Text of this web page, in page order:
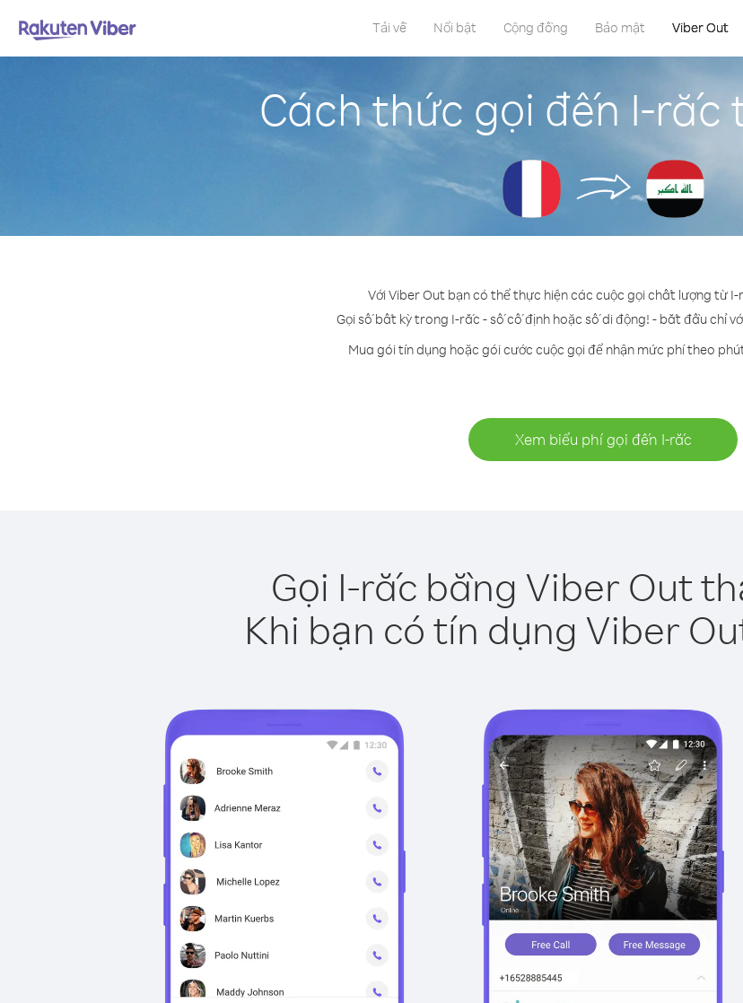
Tải về Nổi bật Cộng đồng Bảo mật Viber Out
Cách thức gọi đến I-rắc
Với Viber Out bạn có thể thực hiện các cuộc gọi chất lượng từ I-
Gọi số bất kỳ trong I-rắc - số cố định hoặc số di động! - bắt đầu chỉ
Mua gói tín dụng hoặc gói cước cuộc gọi để nhận mức phí theo
Xem biểu phí gọi đến I-rắc
Gọi I-rắc bằng Viber Out
Khi bạn có tín dụng Viber